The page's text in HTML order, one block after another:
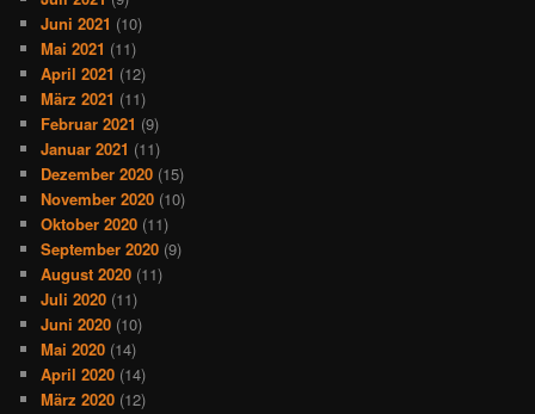
Juni 2021 (10)
Mai 2021 (11)
April 2021 (12)
März 2021 (11)
Februar 2021 (9)
Januar 2021 (11)
Dezember 2020 (15)
November 2020 (10)
Oktober 2020 (11)
September 2020 (9)
August 2020 (11)
Juli 2020 (11)
Juni 2020 (10)
Mai 2020 (14)
April 2020 (14)
März 2020 (12)